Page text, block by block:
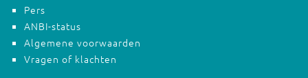
Pers
ANBI-status
Algemene voorwaarden
Vragen of klachten